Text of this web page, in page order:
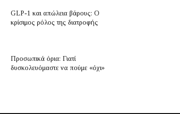
GLP-1 και απώλεια βάρους: Ο
κρίσιμος ρόλος της διατροφής
Προσωπικά όρια: Γιατί
δυσκολευόμαστε να πούμε «όχι»